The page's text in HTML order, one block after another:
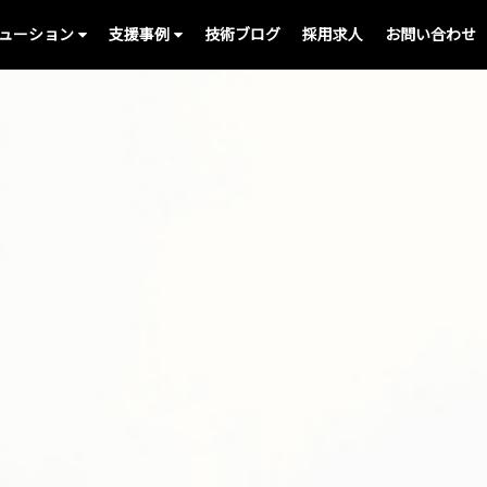
ーション 支援事例 技術ブログ 採用求人 お問い合わせ